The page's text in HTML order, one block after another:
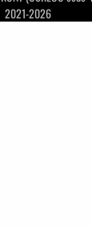
2021-2026